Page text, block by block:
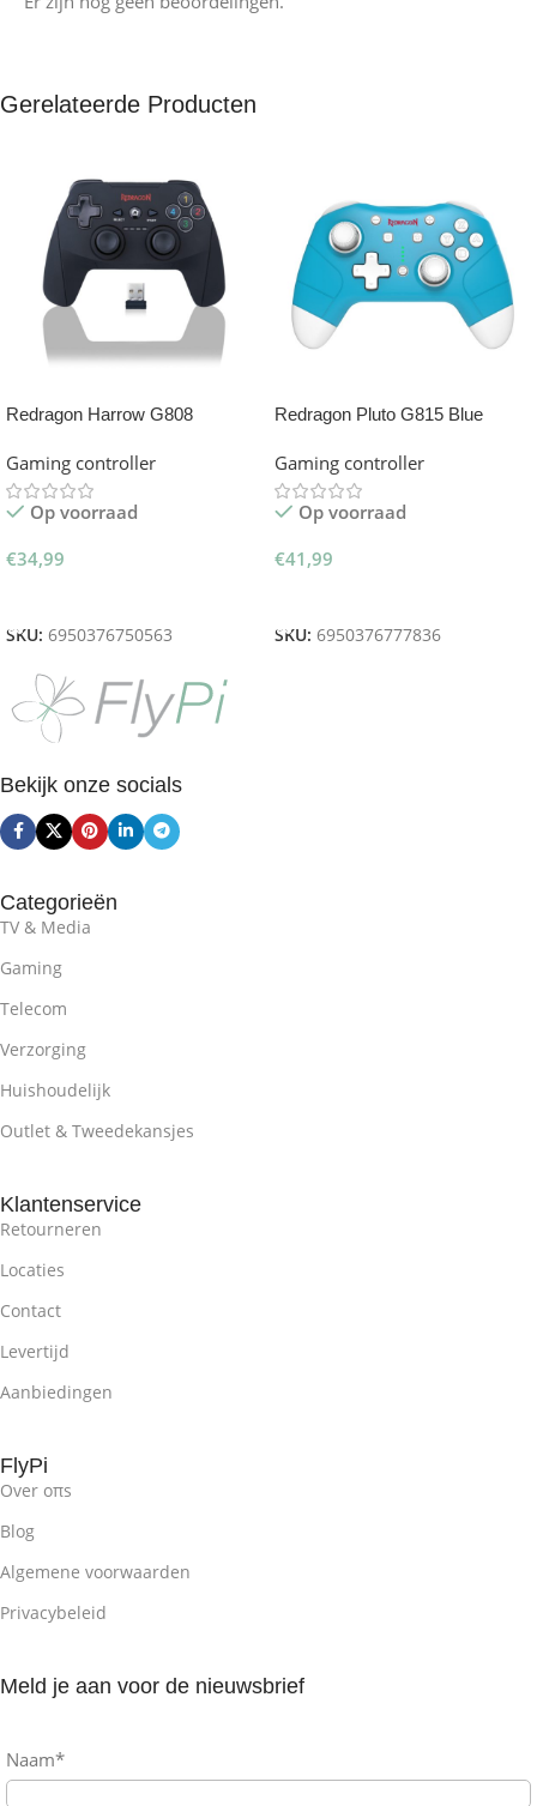
Gerelateerde Producten
Redragon Harrow G808
Gaming controller
Op voorraad
€34,99
SKU: 6950376750563
Redragon Pluto G815 Blue
Gaming controller
Op voorraad
€41,99
SKU: 6950376777836
Bekijk onze socials
Categorieën
TV & Media
Gaming
Telecom
Verzorging
Huishoudelijk
Outlet & Tweedekansjes
Klantenservice
Retourneren
Locaties
Contact
Levertijd
Aanbiedingen
FlyPi
Over oπs
Blog
Algemene voorwaarden
Privacybeleid
Meld je aan voor de nieuwsbrief
Naam*